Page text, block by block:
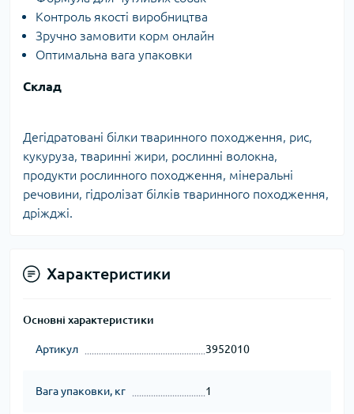
Контроль якості виробництва
Зручно замовити корм онлайн
Оптимальна вага упаковки
Склад
Дегідратовані білки тваринного походження, рис,
кукуруза, тваринні жири, рослинні волокна,
продукти рослинного походження, мінеральні
речовини, гідролізат білків тваринного походження,
дріжджі.
Характеристики
Основні характеристики
Артикул 3952010
Вага упаковки, кг 1